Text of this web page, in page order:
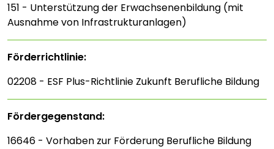
151 - Unterstützung der Erwachsenenbildung (mit
Ausnahme von Infrastrukturanlagen)
Förderrichtlinie:
02208 - ESF Plus-Richtlinie Zukunft Berufliche Bildung
Fördergegenstand:
16646 - Vorhaben zur Förderung Berufliche Bildung